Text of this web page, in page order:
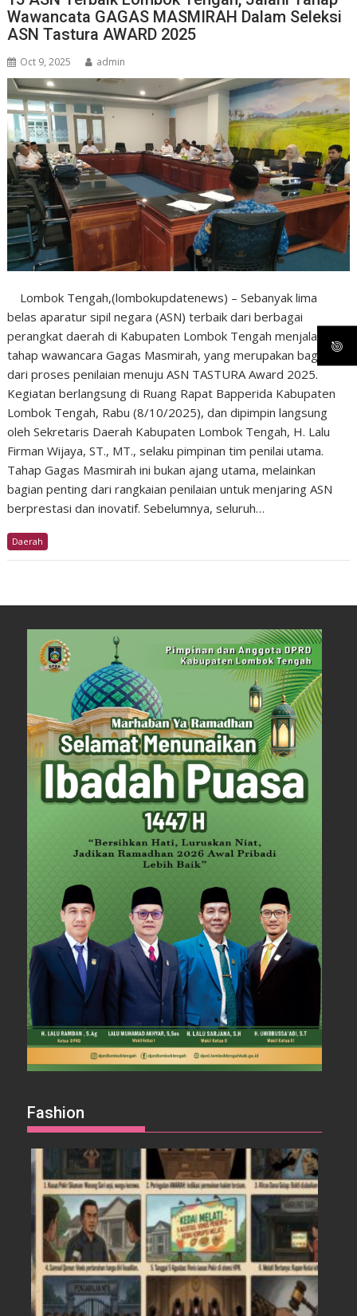
Wawancata GAGAS MASMIRAH Dalam Seleksi
ASN Tastura AWARD 2025
Oct 9, 2025 admin
Lombok Tengah,(lombokupdatenews) – Sebanyak lima
belas aparatur sipil negara (ASN) terbaik dari berbagai
perangkat daerah di Kabupaten Lombok Tengah menjalani
tahap wawancara Gagas Masmirah, yang merupakan bagian
dari proses penilaian menuju ASN TASTURA Award 2025.
Kegiatan berlangsung di Ruang Rapat Bapperida Kabupaten
Lombok Tengah, Rabu (8/10/2025), dan dipimpin langsung
oleh Sekretaris Daerah Kabupaten Lombok Tengah, H. Lalu
Firman Wijaya, ST., MT., selaku pimpinan tim penilai utama.
Tahap Gagas Masmirah ini bukan ajang utama, melainkan
bagian penting dari rangkaian penilaian untuk menjaring ASN
berprestasi dan inovatif. Sebelumnya, seluruh…
Daerah
Fashion